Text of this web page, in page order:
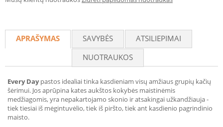
APRAŠYMAS SAVYBĖS
ATSILIEPIMAI
NUOTRAUKOS
Every Day pastos idealiai tinka kasdieniam visų amžiaus grupių kačių
šėrimui. Jos aprūpina kates aukštos kokybės maistinėmis
medžiagomis, yra nepakartojamo skonio ir atsakingai užkandžiauja -
tiek tiesiai iš mėgintuvėlio, tiek iš piršto, tiek ant kasdienio pagrindinio
maisto.